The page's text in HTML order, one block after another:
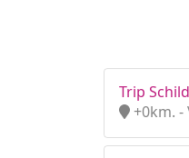
Trip
+0km.